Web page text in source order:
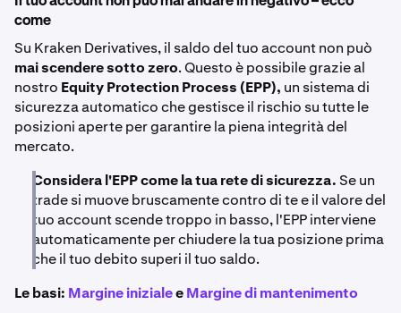
come
Su Kraken Derivatives, il saldo del tuo account non può
mai scendere sotto zero. Questo è possibile grazie al
nostro Equity Protection Process (EPP), un sistema di
sicurezza automatico che gestisce il rischio su tutte le
posizioni aperte per garantire la piena integrità del
mercato.
Considera l'EPP come la tua rete di sicurezza.Se un
trade si muove bruscamente contro di te e il valore del
tuo account scende troppo in basso, l'EPP interviene
automaticamente per chiudere la tua posizione prima
che il tuo debito superi il tuo saldo.
Le basi: Margine inizialeeMargine di mantenimento